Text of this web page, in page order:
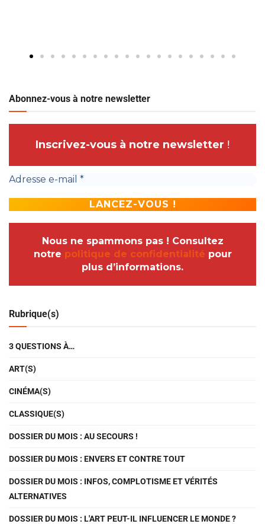
Abonnez-vous à notre newsletter
Inscrivez-vous à notre newsletter !
Nous ne spammons pas ! Consultez
notre politique de confidentialité pour
plus d’informations.
Rubrique(s)
3 QUESTIONS À…
ART(S)
CINÉMA(S)
CLASSIQUE(S)
DOSSIER DU MOIS : AU SECOURS !
DOSSIER DU MOIS : ENVERS ET CONTRE TOUT
DOSSIER DU MOIS : INFOS, COMPLOTISME ET VÉRITÉS
ALTERNATIVES
DOSSIER DU MOIS : L'ART PEUT-IL INFLUENCER LE MONDE ?